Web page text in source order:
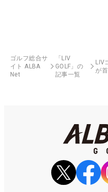
ゴルフ総合サ
イト ALBA
Net
「LIV
GOLF」の
記事一覧
LIV
が